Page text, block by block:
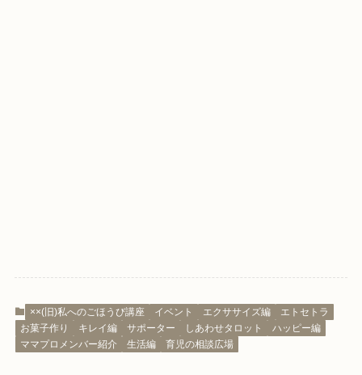
××(旧)私へのごほうび講座 イベント エクササイズ編
エトセトラ
お菓子作り
キレイ編 サポーター しあわせタロット
ハッピー編
ママプロメンバー紹介
生活編 育児の相談広場